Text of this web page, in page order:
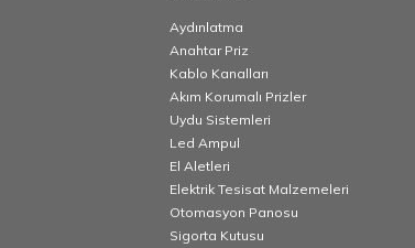
Aydınlatma
Anahtar Priz
Kablo Kanalları
Akım Korumalı Prizler
Uydu Sistemleri
Led Ampul
El Aletleri
Elektrik Tesisat Malzemeleri
Otomasyon Panosu
Sigorta Kutusu